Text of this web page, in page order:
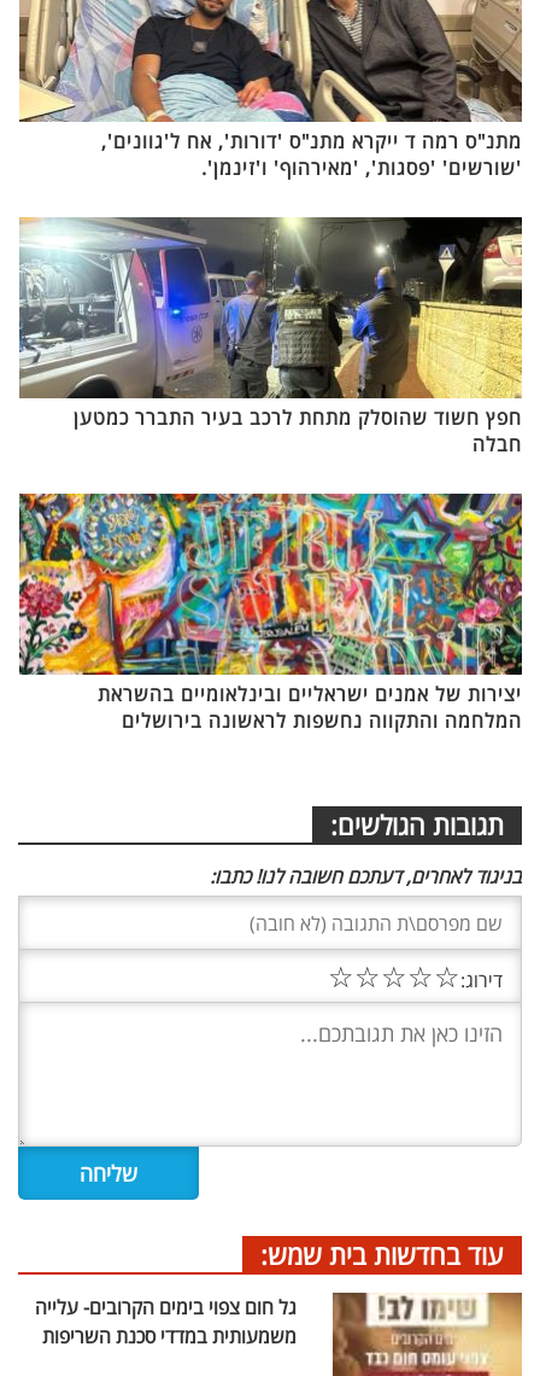
מתנ"ס רמה ד ייקרא מתנ"ס 'דורות', אח ל'גוונים',
'שורשים' 'פסגות', 'מאירהוף' ו'זינמן'.
חפץ חשוד שהוסלק מתחת לרכב בעיר התברר כמטען
חבלה
יצירות של אמנים ישראליים ובינלאומיים בהשראת
המלחמה והתקווה נחשפות לראשונה בירושלים
תגובות הגולשים:
בניגוד לאחרים, דעתכם חשובה לנו! כתבו:
דירוג:☆
☆
☆
☆
☆
עוד בחדשות בית שמש:
גל חום צפוי בימים הקרובים- עלייה
משמעותית במדדי סכנת השריפות